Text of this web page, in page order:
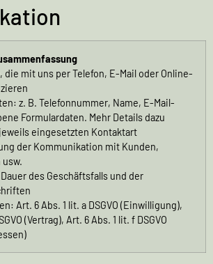
mit uns per Telefon, E-Mail oder Online-
z. B. Telefonnummer, Name, E-Mail-
Formulardaten. Mehr Details dazu
eingesetzten Kontaktart
der Kommunikation mit Kunden,
des Geschäftsfalls und der
Art. 6 Abs. 1 lit. a DSGVO (Einwilligung),
(Vertrag), Art. 6 Abs. 1 lit. f DSGVO